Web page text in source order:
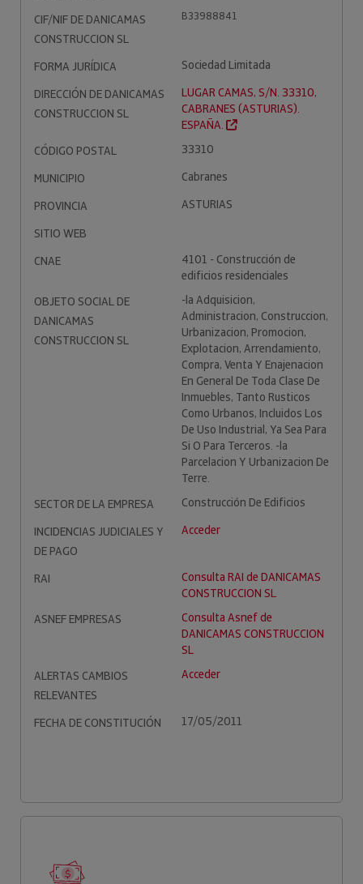
CIF/NIF DE DANICAMAS
CONSTRUCCION SL
B33988841
FORMA JURÍDICA
Sociedad Limitada
DIRECCIÓN DE DANICAMAS
CONSTRUCCION SL
LUGAR CAMAS, S/N. 33310,
CABRANES (ASTURIAS).
ESPAÑA.
CÓDIGO POSTAL
33310
MUNICIPIO
Cabranes
PROVINCIA
ASTURIAS
SITIO WEB
CNAE
4101 - Construcción de
edificios residenciales
OBJETO SOCIAL DE
DANICAMAS
CONSTRUCCION SL
-la Adquisicion,
Administracion, Construccion,
Urbanizacion, Promocion,
Explotacion, Arrendamiento,
Compra, Venta Y Enajenacion
En General De Toda Clase De
Inmuebles, Tanto Rusticos
Como Urbanos, Incluidos Los
De Uso Industrial, Ya Sea Para
Si O Para Terceros. -la
Parcelacion Y Urbanizacion De
Terre.
SECTOR DE LA EMPRESA
Construcción De Edificios
INCIDENCIAS JUDICIALES Y
DE PAGO
Acceder
RAI
Consulta RAI de DANICAMAS
CONSTRUCCION SL
ASNEF EMPRESAS
Consulta Asnef de
DANICAMAS CONSTRUCCION
SL
ALERTAS CAMBIOS
RELEVANTES
Acceder
FECHA DE CONSTITUCIÓN 17/05/2011